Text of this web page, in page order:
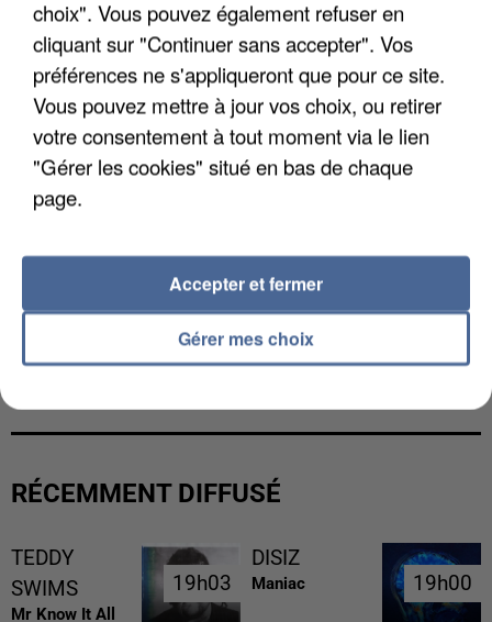
L’UN DES FONDATEURS SUPPOSÉS DE LA DZ
MAFIA INTERPELLÉ EN ALGÉRIE
RÉCEMMENT DIFFUSÉ
TEDDY
SWIMS
Mr Know It All
19h03
19h03
DISIZ
Maniac 19h00
19h00
choix". Vous pouvez également refuser en
cliquant sur "Continuer sans accepter". Vos
préférences ne s'appliqueront que pour ce site.
Vous pouvez mettre à jour vos choix, ou retirer
votre consentement à tout moment via le lien
"Gérer les cookies" situé en bas de chaque
page.
Gérer mes choix
Accepter et fermer